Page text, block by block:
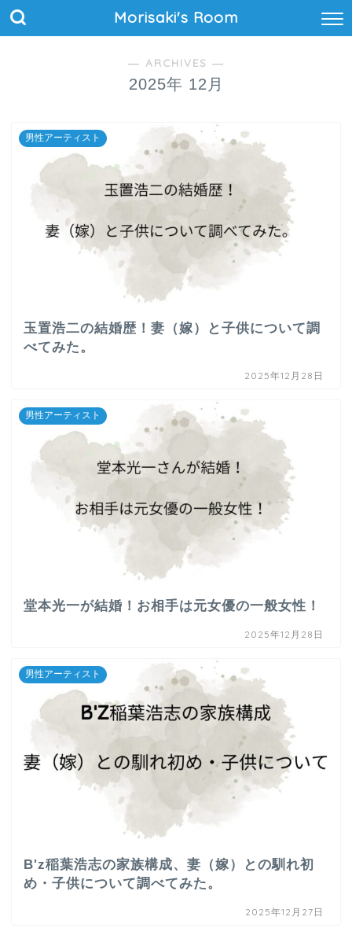
Morisaki's Room
― ARCHIVES ―
2025年 12月
男性アーティスト
玉置浩二の結婚歴！妻（嫁）と子供について調
べてみた。
2025年12月28日
男性アーティスト
堂本光一が結婚！お相手は元女優の一般女性！
2025年12月28日
男性アーティスト
B'z稲葉浩志の家族構成、妻（嫁）との馴れ初
め・子供について調べてみた。
2025年12月27日